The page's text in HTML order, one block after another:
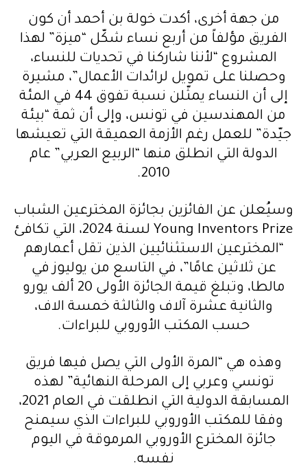
من جهة أخرى، أكدت خولة بن أحمد أن كون
الفريق مؤلفاً من أربع نساء شكّل “ميزة” لهذا
المشروع “لأننا شاركنا في تحديات للنساء،
وحصلنا على تمويل لرائدات الأعمال”، مشيرة
إلى أن النساء يمثّلن نسبة تفوق 44 في المئة
من المهندسين في تونس، وإلى أن ثمة “بيئة
جيّدة” للعمل رغم الأزمة العميقة التي تعيشها
الدولة التي انطلق منها “الربيع العربي” عام
2010.
وسيُعلن عن الفائزين بجائزة المخترعين الشباب
Young Inventors Prize لسنة 2024، التي تكافئ
“المخترعين الاستثنائيين الذين تقل أعمارهم
عن ثلاثين عامًا”، في التاسع من يوليوز في
مالطا، وتبلغ قيمة الجائزة الأولى 20 ألف يورو
والثانية عشرة آلاف والثالثة خمسة الاف،
حسب المكتب الأوروبي للبراءات.
وهذه هي “المرة الأولى التي يصل فيها فريق
تونسي وعربي إلى المرحلة النهائية” لهذه
المسابقة الدولية التي انطلقت في العام 2021،
وفقا للمكتب الأوروبي للبراءات الذي سيمنح
جائزة المخترع الأوروبي المرموقة في اليوم
نفسه.